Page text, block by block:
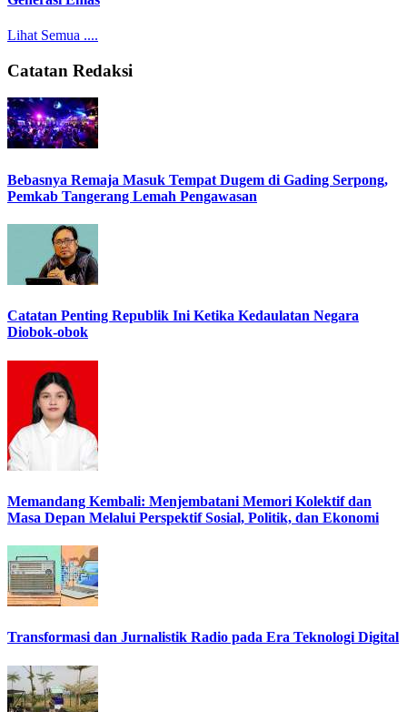
Lihat Semua ....
Catatan Redaksi
Bebasnya Remaja Masuk Tempat Dugem di Gading Serpong,
Pemkab Tangerang Lemah Pengawasan
Catatan Penting Republik Ini Ketika Kedaulatan Negara
Diobok-obok
Memandang Kembali: Menjembatani Memori Kolektif dan
Masa Depan Melalui Perspektif Sosial, Politik, dan Ekonomi
Transformasi dan Jurnalistik Radio pada Era Teknologi Digital